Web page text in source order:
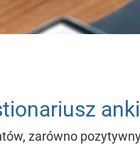
zarówno